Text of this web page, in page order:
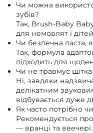
Чи можна
зубів?
Так, Brush-Baby
для немовлят і
Чи безпечна паста,
Так, формула
підходить для
Чи не травмує
Ні, завдяки
делікатним
відбувається дуже
Як часто потрібно
Рекомендується
— вранці та ввечері.